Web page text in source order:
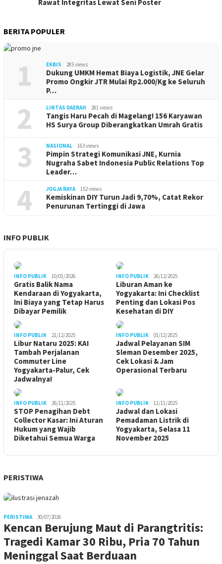
Rawat Integritas Lewat Seni Poster
BERITA POPULER
1 EKBIS 285 views
Dukung UMKM Hemat Biaya Logistik, JNE Gelar
Promo Ongkir JTR Mulai Rp2.000/Kg ke Seluruh
P…
2 LINTAS DAERAH 281 views
Tangis Haru Pecah di Magelang! 156 Karyawan
HS Surya Group Diberangkatkan Umrah Gratis
3 NASIONAL 163 views
Pimpin Strategi Komunikasi JNE, Kurnia
Nugraha Sabet Indonesia Public Relations Top
Leader…
4 JOGJA RAYA 152 views
Kemiskinan DIY Turun Jadi 9,70%, Catat Rekor
Penurunan Tertinggi di Jawa
INFO PUBLIK
INFO PUBLIK 10/01/2026
Gratis Balik Nama
Kendaraan di Yogyakarta,
Ini Biaya yang Tetap Harus
Dibayar Pemilik
INFO PUBLIK 26/12/2025
Liburan Aman ke
Yogyakarta: Ini Checklist
Penting dan Lokasi Pos
Kesehatan di DIY
INFO PUBLIK 21/12/2025
Libur Nataru 2025: KAI
Tambah Perjalanan
Commuter Line
Yogyakarta-Palur, Cek
Jadwalnya!
INFO PUBLIK 01/12/2025
Jadwal Pelayanan SIM
Sleman Desember 2025,
Cek Lokasi & Jam
Operasional Terbaru
INFO PUBLIK 26/11/2025
STOP Penagihan Debt
Collector Kasar: Ini Aturan
Hukum yang Wajib
Diketahui Semua Warga
INFO PUBLIK 11/11/2025
Jadwal dan Lokasi
Pemadaman Listrik di
Yogyakarta, Selasa 11
November 2025
PERISTIWA
PERISTIWA 30/07/2026
Kencan Berujung Maut di Parangtritis:
Tragedi Kamar 30 Ribu, Pria 70 Tahun
Meninggal Saat Berduaan